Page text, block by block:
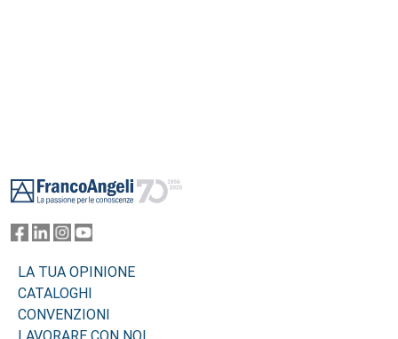
LA TUA OPINIONE
CATALOGHI
CONVENZIONI